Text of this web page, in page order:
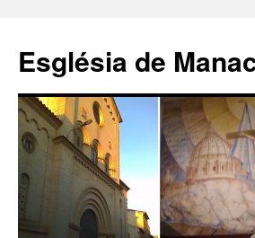
contenido
Església de